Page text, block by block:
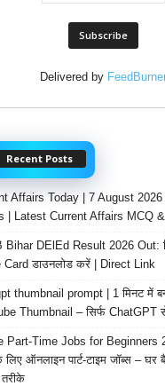
Delivered by
Recent Posts
Affairs Today | 7 August 2026
| Latest Current Affairs MCQ
Bihar DElEd Result 2026 Out:
Card डाउनलोड करें | Direct Link
thumbnail prompt | 1 मिनट में
Thumbnail – सिर्फ ChatGPT
Part-Time Jobs for Beginners
लिए ऑनलाइन पार्ट-टाइम जॉब्स – घर